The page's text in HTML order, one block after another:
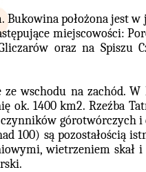
położona jest w
miejscowości:
oraz na Spiszu
ze wschodu na zachód.
ok. 1400 km2. Rzeźba
czynników górotwórczych
100) są pozostałością
wietrzeniem skał